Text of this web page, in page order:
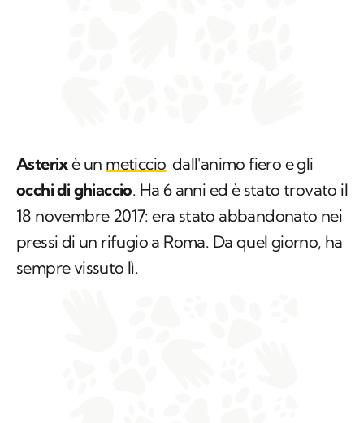
Asterixè un meticcio dall'animo fiero e gli
occhi di ghiaccio. Ha 6 anni ed è stato trovato il
18 novembre 2017: era stato abbandonato nei
pressi di un rifugio a Roma. Da quel giorno, ha
sempre vissuto lì.